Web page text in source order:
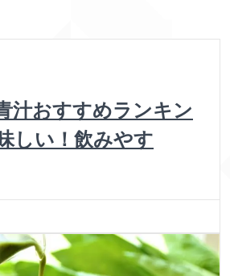
汁おすすめランキン
しい！飲みやす